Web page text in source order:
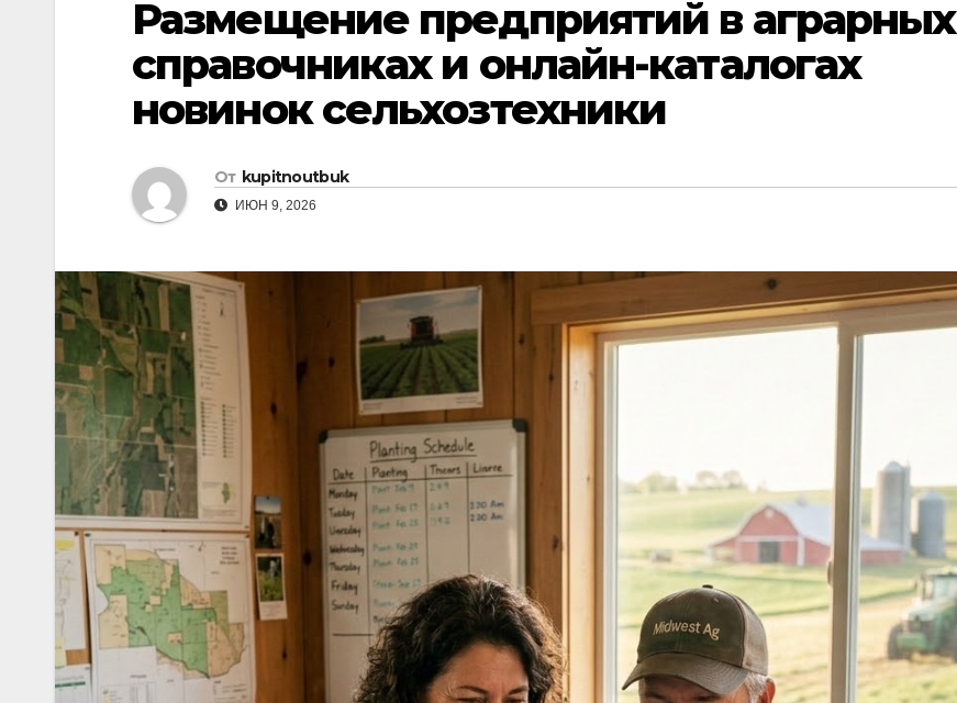
Размещение предприятий в аграрных
справочниках и онлайн-каталогах
новинок сельхозтехники
От kupitnoutbuk
ИЮН 9, 2026